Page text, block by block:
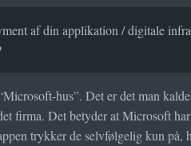
af din applikation / digitale
hus”. Det er det man
firma. Det betyder at Microsoft
trykker de selvfølgelig kun på,